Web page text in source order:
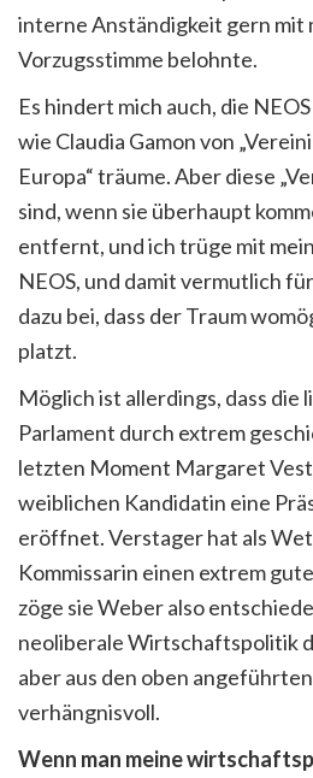
interne Anständigkeit gern mit
Vorzugsstimme belohnte.
Es hindert mich auch, die
wie Claudia Gamon von
Europa“ träume. Aber diese
sind, wenn sie überhaupt
entfernt, und ich trüge mit
NEOS, und damit vermutlich
dazu bei, dass der Traum
platzt.
Möglich ist allerdings, dass die
Parlament durch extrem
letzten Moment Margaret
weiblichen Kandidatin eine
eröffnet. Verstager hat als
Kommissarin einen extrem
zöge sie Weber also
neoliberale Wirtschaftspolitik
aber aus den oben
verhängnisvoll.
Wenn man meine